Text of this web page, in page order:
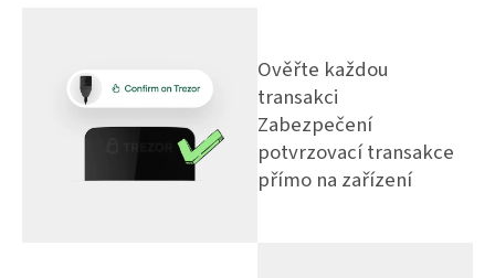
Ověřte každou
transakci
Zabezpečení
potvrzovací transakce
přímo na zařízení